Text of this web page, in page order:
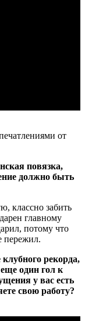
от
повязка,
должно быть
классно забить
главному
потому что
пережил.
рекорда,
один гол к
у вас есть
свою работу?